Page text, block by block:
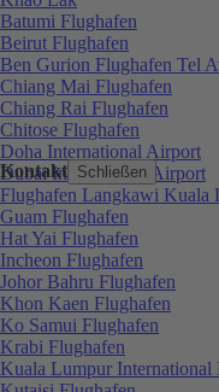
Kontakt Schließen
Batumi Flughafen
Beirut Flughafen
Ben Gurion Flughafen Tel
Chiang Mai Flughafen
Chiang Rai Flughafen
Chitose Flughafen
Doha International Airport
Dubai International Airport
Flughafen Langkawi Kuala
Guam Flughafen
Hat Yai Flughafen
Incheon Flughafen
Johor Bahru Flughafen
Khon Kaen Flughafen
Ko Samui Flughafen
Krabi Flughafen
Kuala Lumpur International